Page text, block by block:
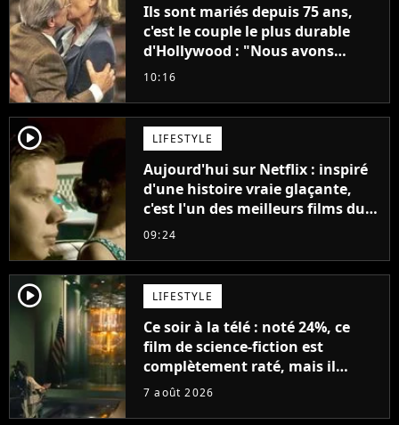
Ils sont mariés depuis 75 ans,
c'est le couple le plus durable
d'Hollywood : "Nous avons
avancé jour après jour, et les
décennies"
10:16
player2 LIFESTYLE
Aujourd'hui sur Netflix : inspiré
d'une histoire vraie glaçante,
c'est l'un des meilleurs films du
21ème siècle
09:24
player2 LIFESTYLE
Ce soir à la télé : noté 24%, ce
film de science-fiction est
complètement raté, mais il
aurait pu être encore pire à
7 août 2026